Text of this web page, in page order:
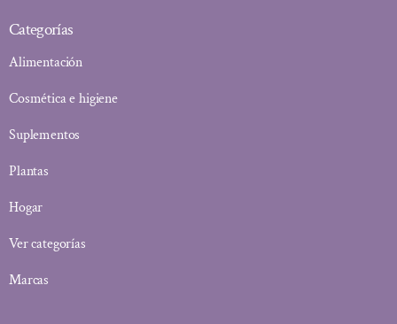
Categorías
Alimentación
Cosmética e higiene
Suplementos
Plantas
Hogar
Ver categorías
Marcas